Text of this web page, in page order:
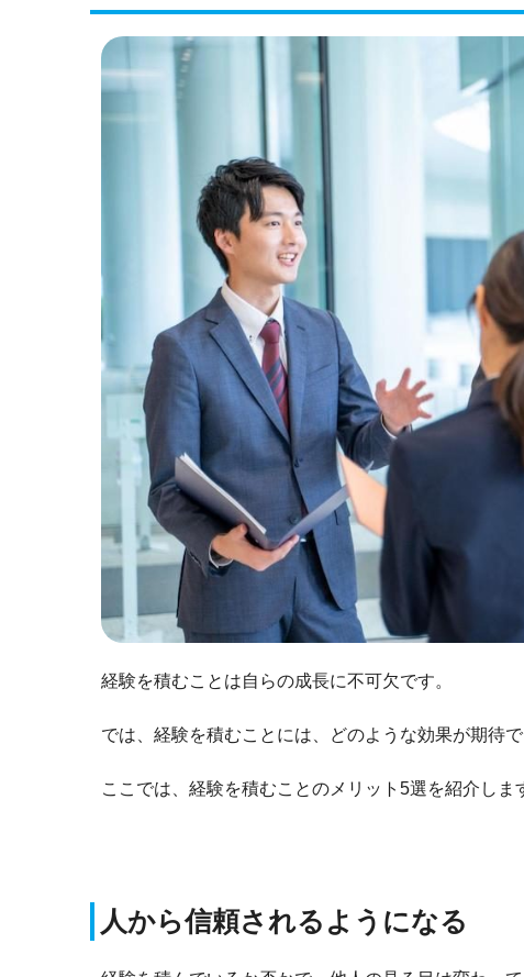
経験を積むことは自らの成長に不可欠です。
では、経験を積むことには、どのような効果が期待で
ここでは、経験を積むことのメリット5選を紹介しま
人から信頼されるようになる